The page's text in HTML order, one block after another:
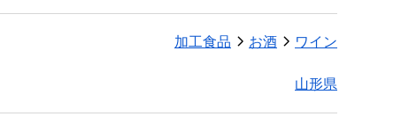
加工食品 お酒 ワイン
山形県